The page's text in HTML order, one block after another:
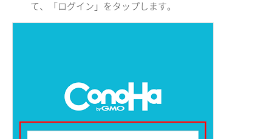
て、「ログイン」をタップします。